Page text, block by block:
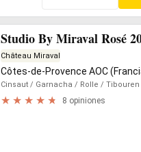
Studio By Miraval Rosé
Château Miraval
Côtes-de-Provence AOC
Cinsaut / Garnacha / Rolle / Tibouren
8 opiniones